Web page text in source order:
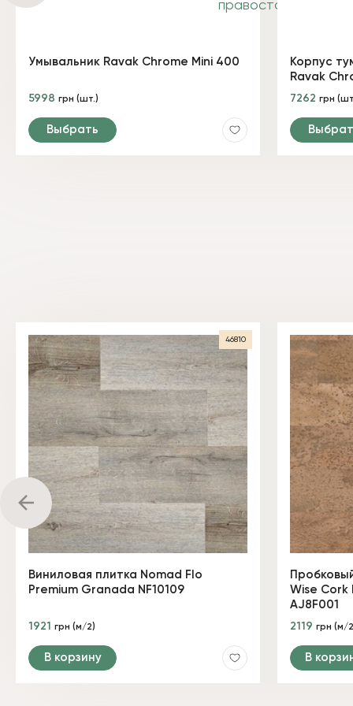
Умывальник Ravak Chrome Mini 400
5998 грн (шт.)
Выбрать
Корпус
Ravak
7262 грн
46810
Виниловая плитка Nomad Flo
Premium Granada NF10109
1921 грн (м/2)
В корзину
Wise
AJ8F001
2119 грн (м/
В